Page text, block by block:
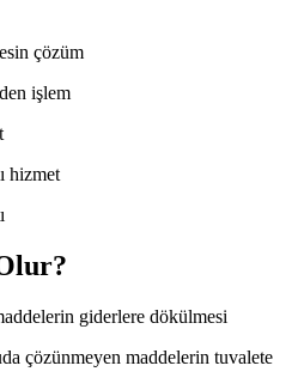
çözüm
işlem
hizmet
giderlere dökülmesi
çözünmeyen maddelerin tuvalete